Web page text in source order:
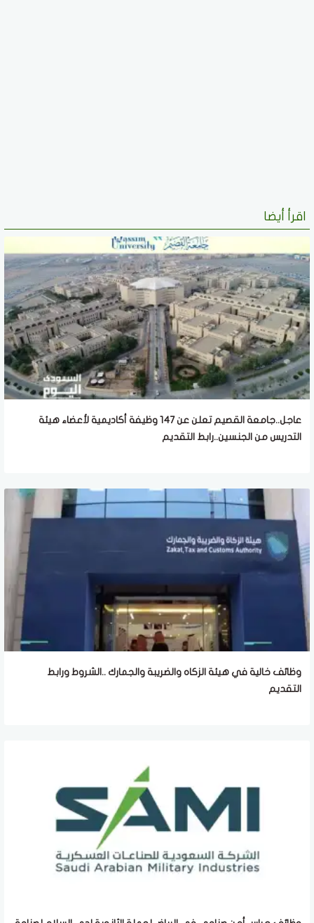
اقرأ أيضا
عاجل..جامعة القصيم تعلن عن 147 وظيفة أكاديمية لأعضاء هيئة
التدريس من الجنسين..رابط التقديم
وظائف خالية في هيئة الزكاه والضريبة والجمارك ..الشروط ورابط
التقديم